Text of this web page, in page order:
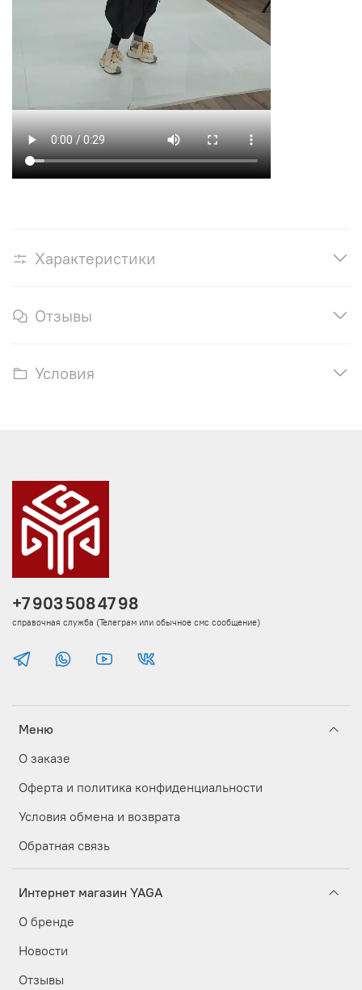
Характеристики
Отзывы
Условия
Меню
О заказе
Оферта и политика конфиденциальности
Условия обмена и возврата
Обратная связь
Интернет магазин YAGA
О бренде
Новости
Отзывы
+7 903 508 47 98
справочная служба (Телеграм или обычное смс сообщение)